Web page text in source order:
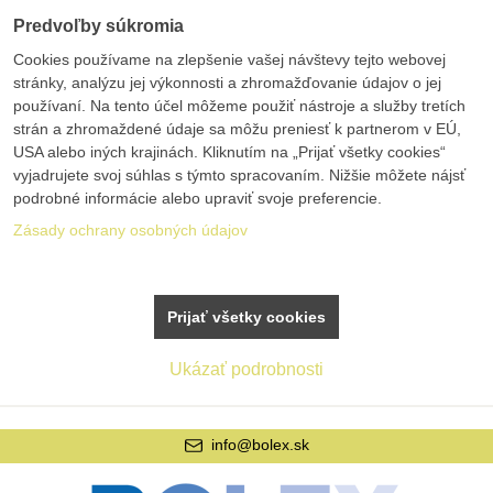
info@bolex.sk
Predvoľby súkromia
Cookies používame na zlepšenie vašej návštevy tejto webovej
stránky, analýzu jej výkonnosti a zhromažďovanie údajov o jej
používaní. Na tento účel môžeme použiť nástroje a služby tretích
strán a zhromaždené údaje sa môžu preniesť k partnerom v EÚ,
USA alebo iných krajinách. Kliknutím na „Prijať všetky cookies“
vyjadrujete svoj súhlas s týmto spracovaním. Nižšie môžete nájsť
podrobné informácie alebo upraviť svoje preferencie.
Zásady ochrany osobných údajov
Ukázať podrobnosti
Prijať všetky cookies